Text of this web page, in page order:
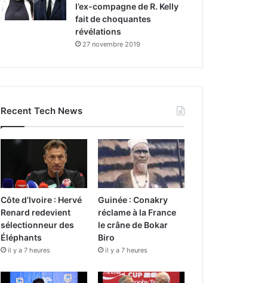
l’ex-compagne de R. Kelly
fait de choquantes
révélations
27 novembre 2019
Recent Tech News
Côte d’Ivoire : Hervé
Renard redevient
sélectionneur des
Éléphants
il y a 7 heures
Guinée : Conakry
réclame à la France
le crâne de Bokar
Biro
il y a 7 heures